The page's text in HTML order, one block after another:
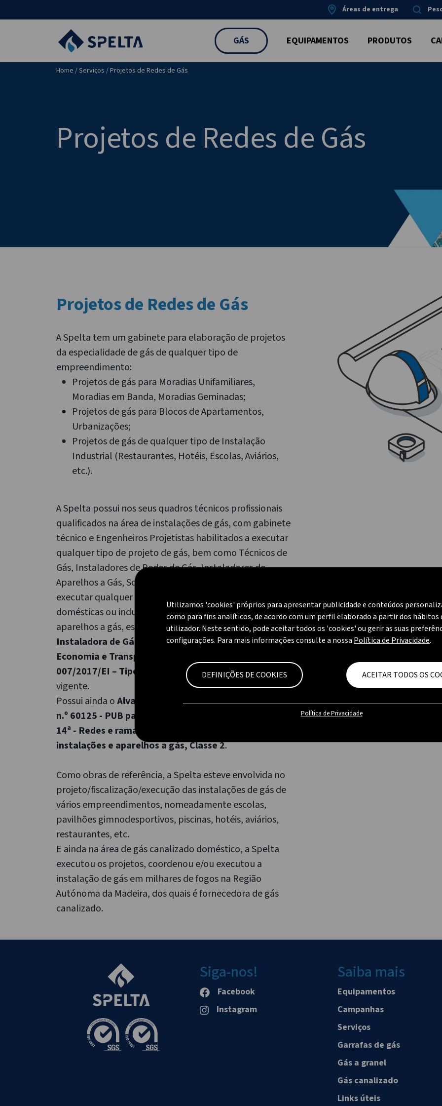
Áreas de entrega
GÁS EQUIPAMENTOS PRODUTOS
Home /Serviços / Projetos de Redes de Gás
Projetos de Redes de Gás
Projetos de Redes de Gás
A Spelta tem um gabinete para elaboração de projetos
da especialidade de gás de qualquer tipo de
empreendimento:
Projetos de gás para Moradias Unifamiliares,
Moradias em Banda, Moradias Geminadas;
Projetos de gás para Blocos de Apartamentos,
Urbanizações;
Projetos de gás de qualquer tipo de Instalação
Industrial (Restaurantes, Hotéis, Escolas, Aviários,
etc.).
A Spelta possui nos seus quadros técnicos profissionais
qualificados na área de instalações de gás, com gabinete
técnico e Engenheiros Projetistas habilitados a executar
qualquer tipo de projeto de gás, bem como Técnicos de
Gás, Instaladores de Redes de Gás, Instaladores de
Aparelhos a Gás, Soldador Qualificado de Aço aptos para
executar qualquer tipo de instalações de GPL
domésticas ou industriais e reparação ou montagem de
aparelhos a gás, estando inscrita como"Entidade
Instaladora de Gás (EI)" na Direção Regional da
Economia e Transportes Terrestre com o n.º
007/2017/EI – Tipo A+B
, nos termos da legislação
vigente.
Possui ainda oAlvará de Empreiteiro de Obras Públicas
n.º 60125 - PUB para a 4ª Categoria, Subcategoria
14ª - Redes e ramais de distribuição de gás,
instalações e aparelhos a gás, Classe 2.
Como obras de referência, a Spelta esteve envolvida no
projeto/fiscalização/execução das instalações de gás de
vários empreendimentos, nomeadamente escolas,
pavilhões gimnodesportivos, piscinas, hotéis, aviários,
restaurantes, etc.
E ainda na área de gás canalizado doméstico, a Spelta
executou os projetos, coordenou e/ou executou a
instalação de gás em milhares de fogos na Região
Autónoma da Madeira, dos quais é fornecedora de gás
canalizado.
Siga-nos!
Facebook
Instagram
Saiba mais
Equipamentos
Campanhas
Serviços
Garrafas de gás
Gás a granel
Gás canalizado
Links úteis
Utilizamos 'cookies' próprios para apresentar publicidade e conteúdos
como para fins analíticos, de acordo com um perfil elaborado a partir dos hábitos
utilizador. Neste sentido, pode aceitar todos os 'cookies' ou gerir as suas
configurações. Para mais informações consulte a nossa Política de Privacidade.
DEFINIÇÕES DE COOKIES ACEITAR TODOS OS
Política de Privacidade